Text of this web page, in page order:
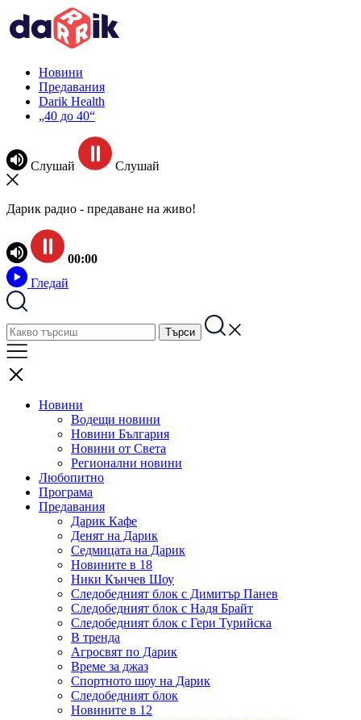
Новини
Предавания
Darik Health
„40 до 40“
Слушай Слушай
Дарик радио - предаване на живо!
00:00
Гледай
Новини
Водещи новини
Новини България
Новини от Света
Регионални новини
Любопитно
Програма
Предавания
Дарик Кафе
Денят на Дарик
Седмицата на Дарик
Новините в 18
Ники Кънчев Шоу
Следобедният блок с Димитър Панев
Следобедният блок с Надя Брайт
Следобедният блок с Гери Турийска
В тренда
Агросвят по Дарик
Време за джаз
Спортното шоу на Дарик
Следобедният блок
Новините в 12